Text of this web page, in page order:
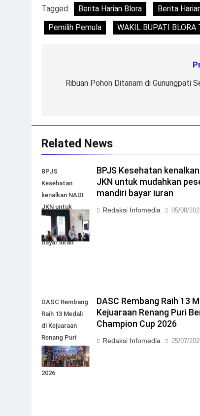
Tagged: Berita Harian Blora Berita
Pemilih Pemula
WAKIL BUPATI BLORA
navigation
Ribuan Pohon Ditanam di Gunungpati
Related News
BPJS
Kesehatan
kenalkan NADI
JKN untuk
mudahkan
peserta mandiri
bayar iuran
BPJS Kesehatan kenalkan
JKN untuk mudahkan
mandiri bayar iuran
Redaksi Infomedia 05/08/
DASC Rembang
Raih 13 Medali
di Kejuaraan
Renang Puri
Berlian
Champion Cup
2026
DASC Rembang Raih 13
Kejuaraan Renang Puri
Champion Cup 2026
Redaksi Infomedia 25/07/